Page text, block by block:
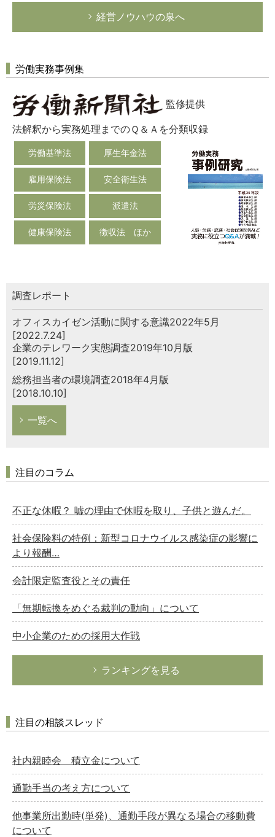
経営ノウハウの泉へ
労働実務事例集
監修提供
法解釈から実務処理までのＱ＆Ａを分類収録
労働基準法 厚生年金法
雇用保険法 安全衛生法
労災保険法 派遣法
健康保険法 徴収法 ほか
調査レポート
オフィスカイゼン活動に関する意識2022年5月
[2022.7.24]
企業のテレワーク実態調査2019年10月版
[2019.11.12]
総務担当者の環境調査2018年4月版
[2018.10.10]
一覧へ
注目のコラム
不正な休暇？ 嘘の理由で休暇を取り、子供と遊んだ。
社会保険料の特例：新型コロナウイルス感染症の影響に
より報酬…
会計限定監査役とその責任
「無期転換をめぐる裁判の動向」について
中小企業のための採用大作戦
ランキングを見る
注目の相談スレッド
社内親睦会 積立金について
通勤手当の考え方について
他事業所出勤時(単発)、通勤手段が異なる場合の移動費
について